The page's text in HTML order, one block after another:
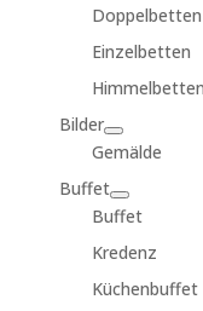
Doppelbetten
Einzelbetten
Himmelbetten
Bilder
Gemälde
Buffet
Buffet
Kredenz
Küchenbuffet